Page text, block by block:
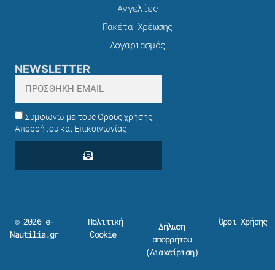
Αγγελίες
Πακέτα Χρέωσης​
Λογαριασμός
NEWSLETTER
Συμφωνώ με τους Όρους χρήσης,
Απορρήτου και Επικοινωνίας
© 2026 e-
Nautilia.gr
Πολιτική
Cookie
Δήλωση
απορρήτου
(Διαχείριση)
Όροι Χρήσης